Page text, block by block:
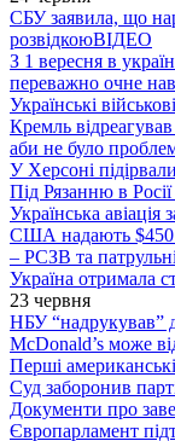
СБУ заявила, що
розвідкоюВІДЕО
З 1 вересня в
переважно очне
Українські
Кремль
аби не було
У Херсоні
Під Рязанню в
Українська авіація
США надають $450
– РСЗВ та
Україна отримала
23 червня
НБУ “надрукував”
McDonald’s може
Перші
Суд заборонив
Документи про
Європарламент